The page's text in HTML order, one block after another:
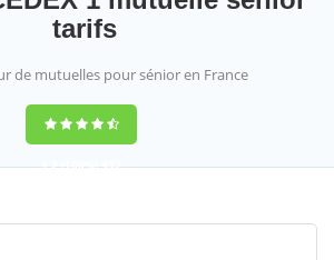
tarifs
de mutuelles pour sénior en France
9,2(100%)452